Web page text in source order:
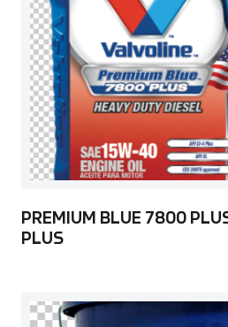
PREMIUM BLUE 7800
PLUS